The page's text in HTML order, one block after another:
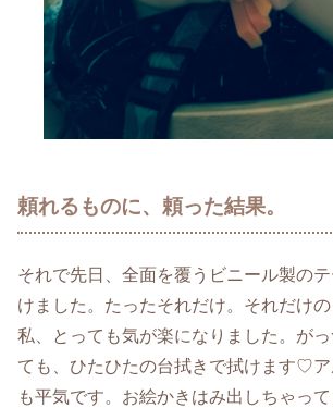
頼れるものに、頼った結果。
それで先日、全面を覆うビニール製の
けました。たったそれだけ。それだけの
私、とっても気が楽になりました。が
ても、ひたひたの台拭きで拭けます♡
も平気です。お絵かきはみ出しちゃって